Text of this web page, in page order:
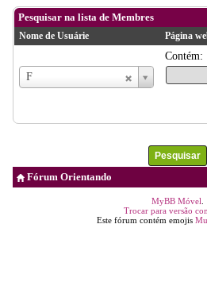
Pesquisar na lista de Membres
Nome de Usuárie Página
F
Nome
de
Contém:
Fórum Orientando
MyBB Móvel
Trocar para versão
Este fórum contém emojis